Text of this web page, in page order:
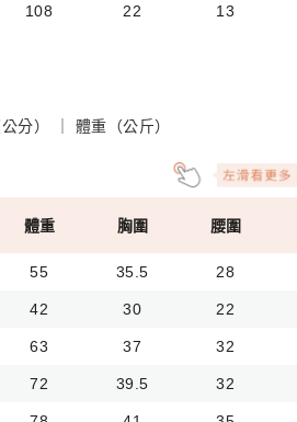
108 22 13
分） ｜ 體重（公斤）
體重 胸圍 腰圍
55 35.5 28
42 30 22
63 37 32
72 39.5 32